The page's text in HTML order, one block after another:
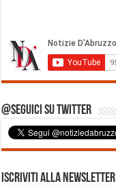
@Seguici su Twitter
Iscriviti alla Newsletter